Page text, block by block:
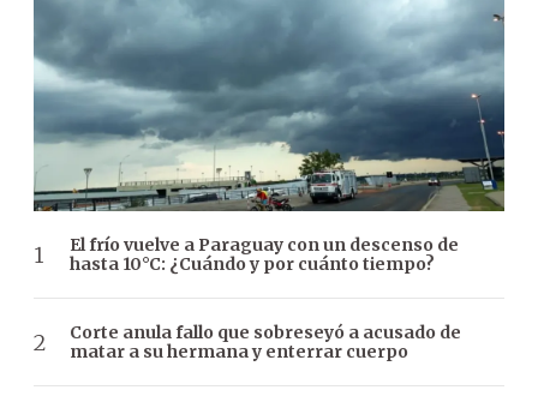
El frío vuelve a Paraguay con un descenso de
hasta 10°C: ¿Cuándo y por cuánto tiempo?
Corte anula fallo que sobreseyó a acusado de
matar a su hermana y enterrar cuerpo